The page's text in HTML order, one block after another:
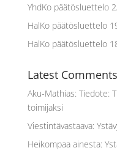
YhdKo päätösluettelo
HalKo päätösluettelo
HalKo päätösluettelo
Latest Comments
Aku-Mathias: Tiedote:
toimijaksi
Viestintävastaava:
Heikompaa ainesta: